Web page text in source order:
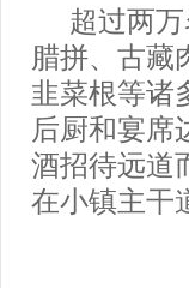
超过两
腊拼、古藏
韭菜根等诸
后厨和宴席
酒招待远道
在小镇主干